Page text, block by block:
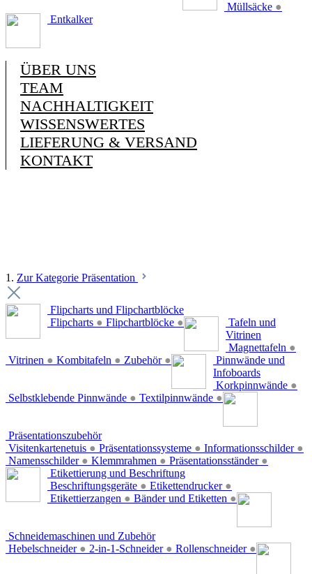
Müllsäcke ●
Entkalker
ÜBER UNS
TEAM
NACHHALTIGKEIT
WISSENSWERTES
LIEFERUNG & VERSAND
KONTAKT
1. Zur Kategorie Präsentation
Flipcharts und Flipchartblöcke
Flipcharts ● Flipchartblöcke ●
Tafeln und
Vitrinen
Magnettafeln ●
Vitrinen ● Kombitafeln ● Zubehör ●
Pinnwände und
Infoboards
Korkpinnwände ●
Selbstklebende Pinnwände ● Textilpinnwände ●
Präsentationszubehör
Visitenkartenetuis ● Präsentationssysteme ● Informationsschilder ●
Namensschilder ● Klemmrahmen ● Präsentationsständer ●
Etikettierung und Beschriftung
Beschriftungsgeräte ● Etikettendrucker ●
Etikettierzangen ● Bänder und Etiketten ●
Schneidemaschinen und Zubehör
Hebelschneider ● 2-in-1-Schneider ● Rollenschneider ●